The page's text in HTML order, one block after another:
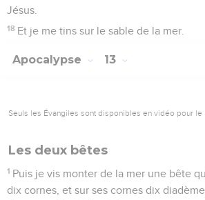
Jésus.
18 Et je me tins sur le sable de la mer.
Apocalypse 13
Seuls les Évangiles sont disponibles en vidéo pour le
Les deux bêtes
1 Puis je vis monter de la mer une bête
dix cornes, et sur ses cornes dix